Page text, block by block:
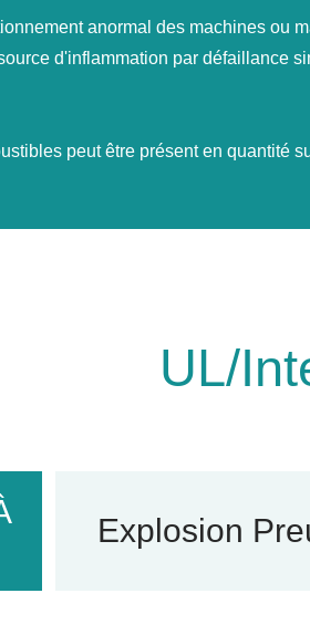
anormal des machines ou
d'inflammation par défaillance
peut être présent en quantité
UL/
Explosion